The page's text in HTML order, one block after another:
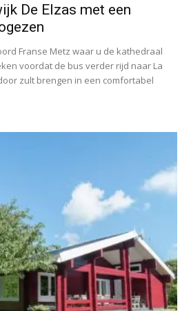
De Elzas met een
Franse Metz waar u de kathedraal
voordat de bus verder rijd naar La
zult brengen in een comfortabel